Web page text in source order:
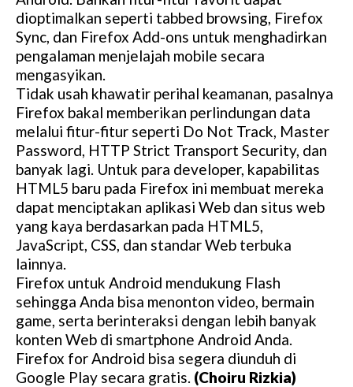
dioptimalkan seperti tabbed browsing, Firefox
Sync, dan Firefox Add-ons untuk menghadirkan
pengalaman menjelajah mobile secara
mengasyikan.
Tidak usah khawatir perihal keamanan, pasalnya
Firefox bakal memberikan perlindungan data
melalui fitur-fitur seperti Do Not Track, Master
Password, HTTP Strict Transport Security, dan
banyak lagi. Untuk para developer, kapabilitas
HTML5 baru pada Firefox ini membuat mereka
dapat menciptakan aplikasi Web dan situs web
yang kaya berdasarkan pada HTML5,
JavaScript, CSS, dan standar Web terbuka
lainnya.
Firefox untuk Android mendukung Flash
sehingga Anda bisa menonton video, bermain
game, serta berinteraksi dengan lebih banyak
konten Web di smartphone Android Anda.
Firefox for Android bisa segera diunduh di
Google Play secara gratis. (Choiru Rizkia)